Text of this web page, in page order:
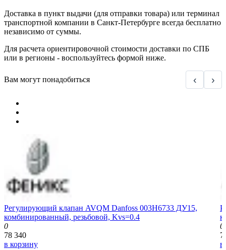
Доставка в пункт выдачи (для отправки товара) или терминал
транспортной компании в Санкт-Петербурге всегда бесплатно
независимо от суммы.
Для расчета ориентировочной стоимости доставки по СПБ
или в регионы - воспользуйтесь формой ниже.
Вам могут понадобиться ‹ ›
Регулирующий клапан AVQM Danfoss 003H6733 ДУ15,
комбинированный, резьбовой, Kvs=0.4
0
78 340
в корзину
0
в